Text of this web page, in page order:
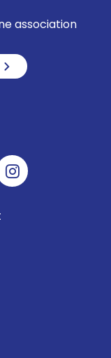
association